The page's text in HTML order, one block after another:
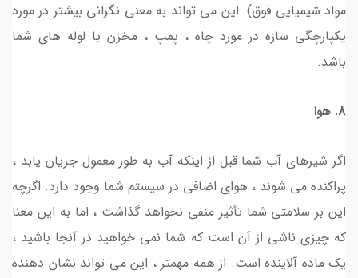
مواد شیمیایی فوق). این می تواند به معنی نگرانی بیشتر در مورد
یکپارچگی سازه در مورد چاه ، پمپ ، مخزن یا لوله های شما
باشد.
8. هوا
اگر شیرهای آب شما قبل از اینکه آب به طور معمول جریان یابد ،
پراکنده می شوند ، هوای اضافی در سیستم شما وجود دارد. اگرچه
این بر سلامتی شما تأثیر منفی نخواهد گذاشت ، اما به این معنا
که چیزی ناشی از آن است که شما نمی خواهید در آنجا باشید ،
یک ماده آلاینده است. از همه مهمتر ، این می تواند نشان دهنده